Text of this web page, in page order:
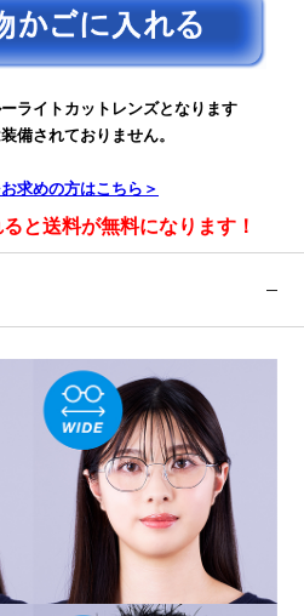
ライトカットレンズとなります
備されておりません。
求めの方はこちら＞
と送料が無料になります！